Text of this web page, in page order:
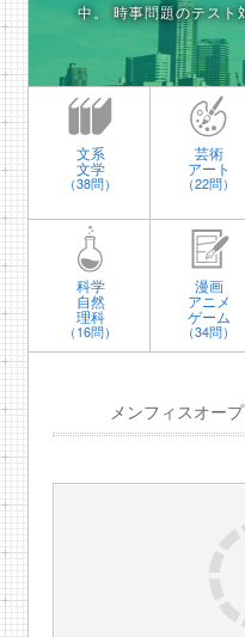
中。
時事問題のテスト
文系
文学
（38問）
芸術
アート
（22問）
科学
自然
理科
（16問）
漫画
アニメ
ゲーム
（34問）
メンフィスオー